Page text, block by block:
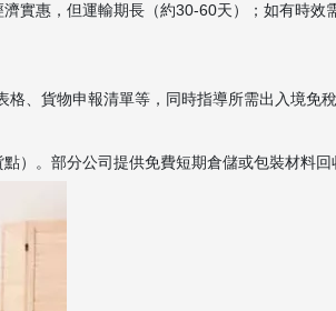
實惠，但運輸期長（約30-60天）；如有時效
、貨物申報清單等，同時指導所需出入境免
）。部分公司提供免費短期倉儲或包裝材料回